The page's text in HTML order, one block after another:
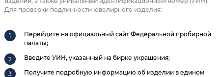
Для проверки подлинности ювелирного изделия:
Перейдите на официальный сайт Федеральной пробирной
палаты;
Введите УИН, указанный на бирке украшения;
Получите подробную информацию об изделии в едином